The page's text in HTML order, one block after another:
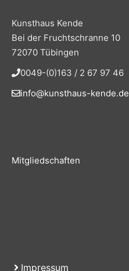
Kunsthaus Kende
Bei der Fruchtschranne 10
72070 Tübingen
0049-(0)163 / 2 67 97 46
info@kunsthaus-kende.de
Mitgliedschaften
Impressum